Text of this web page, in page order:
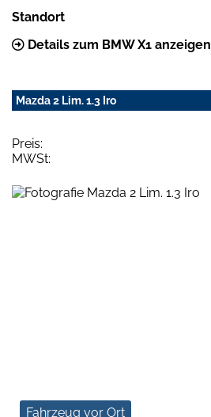
Standort
Details zum BMW X1 anzeigen
Mazda 2 Lim. 1.3 Iro
Preis:
MWSt:
Fahrzeug vor Ort